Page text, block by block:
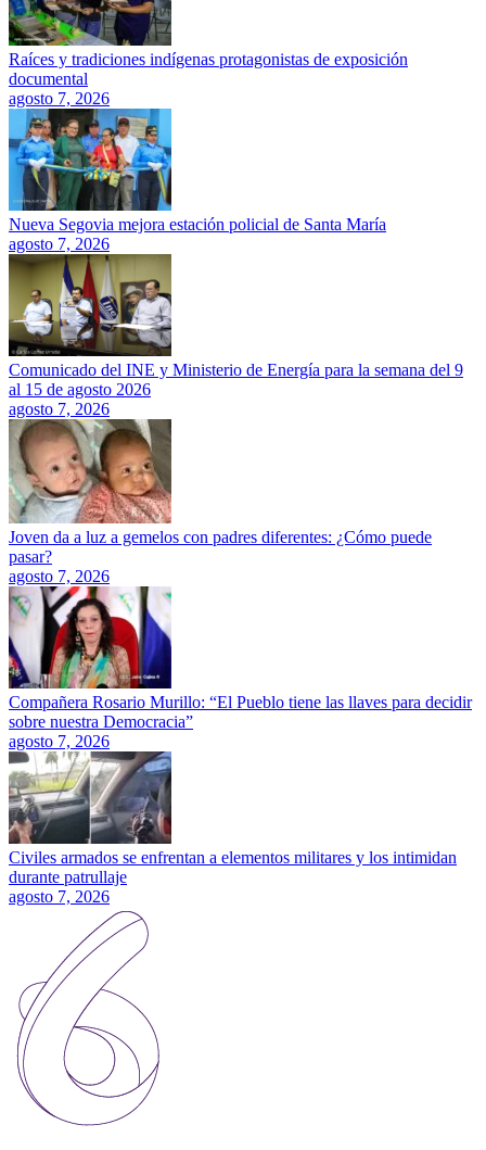
Raíces y tradiciones indígenas protagonistas de exposición
documental
agosto 7, 2026
Nueva Segovia mejora estación policial de Santa María
agosto 7, 2026
Comunicado del INE y Ministerio de Energía para la semana del 9
al 15 de agosto 2026
agosto 7, 2026
Joven da a luz a gemelos con padres diferentes: ¿Cómo puede
pasar?
agosto 7, 2026
Compañera Rosario Murillo: “El Pueblo tiene las llaves para decidir
sobre nuestra Democracia”
agosto 7, 2026
Civiles armados se enfrentan a elementos militares y los intimidan
durante patrullaje
agosto 7, 2026